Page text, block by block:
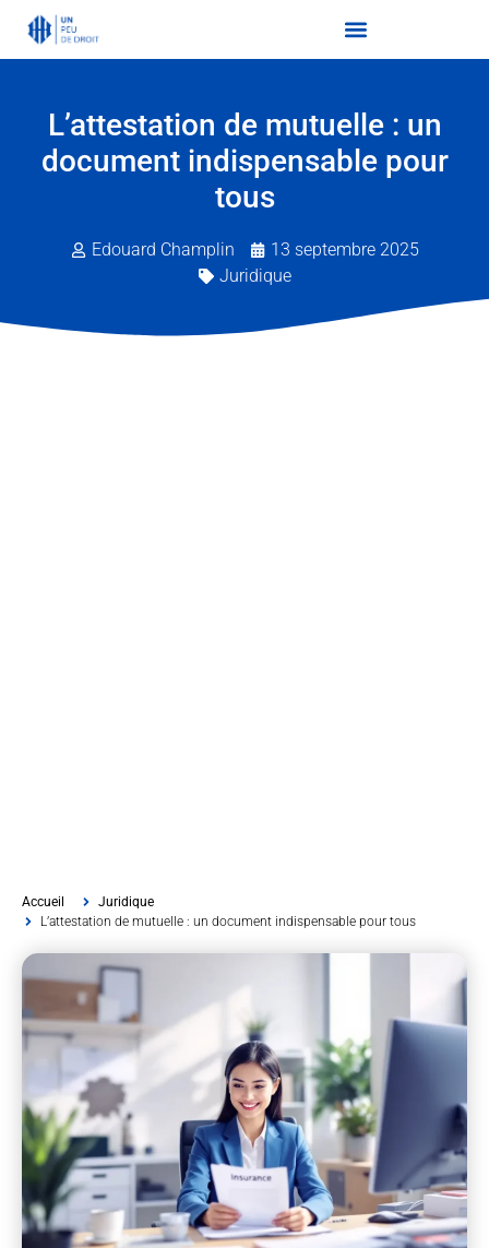
L’attestation de mutuelle : un
document indispensable pour
tous
Edouard Champlin
13 septembre 2025
Juridique
Accueil
Juridique
L’attestation de mutuelle : un document indispensable pour tous